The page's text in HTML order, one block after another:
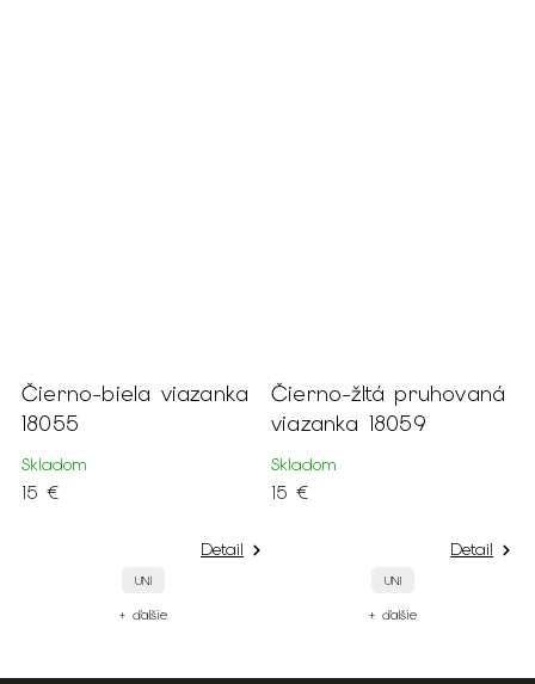
Čierno-biela viazanka
18055
Skladom
15 €
Detail
UNI
+ ďalšie
Čierno-žltá pruhovaná
viazanka 18059
Skladom
15 €
Detail
UNI
+ ďalšie